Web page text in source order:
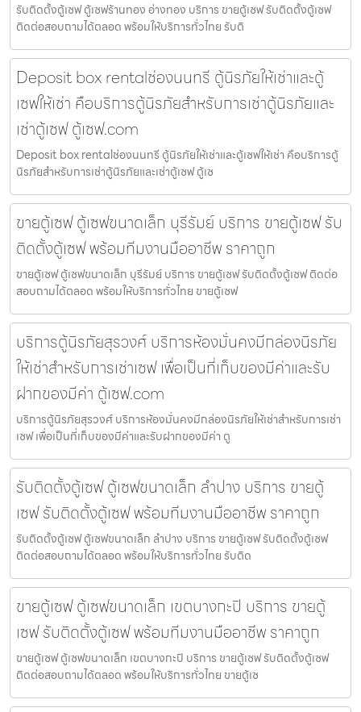
รับติดตั้งตู้เซฟ ตู้เซฟร้านทอง อ่างทอง บริการ ขายตู้เซฟ รับติดตั้งตู้เซฟ
ติดต่อสอบถามได้ตลอด พร้อมให้บริการทั่วไทย รับติ
Deposit box rentalช่องนนทรี ตู้นิรภัยให้เช่าและตู้
เซฟให้เช่า คือบริการตู้นิรภัยสำหรับการเช่าตู้นิรภัยและ
เช่าตู้เซฟ ตู้เซฟ.com
Deposit box rentalช่องนนทรี ตู้นิรภัยให้เช่าและตู้เซฟให้เช่า คือบริการตู้
นิรภัยสำหรับการเช่าตู้นิรภัยและเช่าตู้เซฟ ตู้เซ
ขายตู้เซฟ ตู้เซฟขนาดเล็ก บุรีรัมย์ บริการ ขายตู้เซฟ รับ
ติดตั้งตู้เซฟ พร้อมทีมงานมืออาชีพ ราคาถูก
ขายตู้เซฟ ตู้เซฟขนาดเล็ก บุรีรัมย์ บริการ ขายตู้เซฟ รับติดตั้งตู้เซฟ ติดต่อ
สอบถามได้ตลอด พร้อมให้บริการทั่วไทย ขายตู้เซฟ
บริการตู้นิรภัยสุรวงศ์ บริการห้องมั่นคงมีกล่องนิรภัย
ให้เช่าสำหรับการเช่าเซฟ เพื่อเป็นที่เก็บของมีค่าและรับ
ฝากของมีค่า ตู้เซฟ.com
บริการตู้นิรภัยสุรวงศ์ บริการห้องมั่นคงมีกล่องนิรภัยให้เช่าสำหรับการเช่า
เซฟ เพื่อเป็นที่เก็บของมีค่าและรับฝากของมีค่า ตู
รับติดตั้งตู้เซฟ ตู้เซฟขนาดเล็ก ลำปาง บริการ ขายตู้
เซฟ รับติดตั้งตู้เซฟ พร้อมทีมงานมืออาชีพ ราคาถูก
รับติดตั้งตู้เซฟ ตู้เซฟขนาดเล็ก ลำปาง บริการ ขายตู้เซฟ รับติดตั้งตู้เซฟ
ติดต่อสอบถามได้ตลอด พร้อมให้บริการทั่วไทย รับติด
ขายตู้เซฟ ตู้เซฟขนาดเล็ก เขตบางกะปิ บริการ ขายตู้
เซฟ รับติดตั้งตู้เซฟ พร้อมทีมงานมืออาชีพ ราคาถูก
ขายตู้เซฟ ตู้เซฟขนาดเล็ก เขตบางกะปิ บริการ ขายตู้เซฟ รับติดตั้งตู้เซฟ
ติดต่อสอบถามได้ตลอด พร้อมให้บริการทั่วไทย ขายตู้เซ